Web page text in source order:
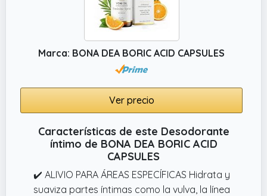
Marca: BONA DEA BORIC ACID CAPSULES
Ver precio
Características de este Desodorante
íntimo de BONA DEA BORIC ACID
CAPSULES
✔️ ALIVIO PARA ÁREAS ESPECÍFICAS Hidrata y
suaviza partes íntimas como la vulva, la línea